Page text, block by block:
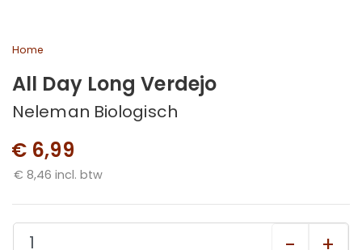
Home
All Day Long Verdejo
Neleman Biologisch
€ 6,99
€ 8,46 incl. btw